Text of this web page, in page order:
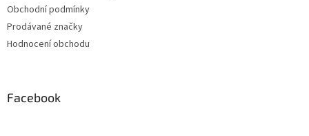
Obchodní podmínky
Prodávané značky
Hodnocení obchodu
Facebook